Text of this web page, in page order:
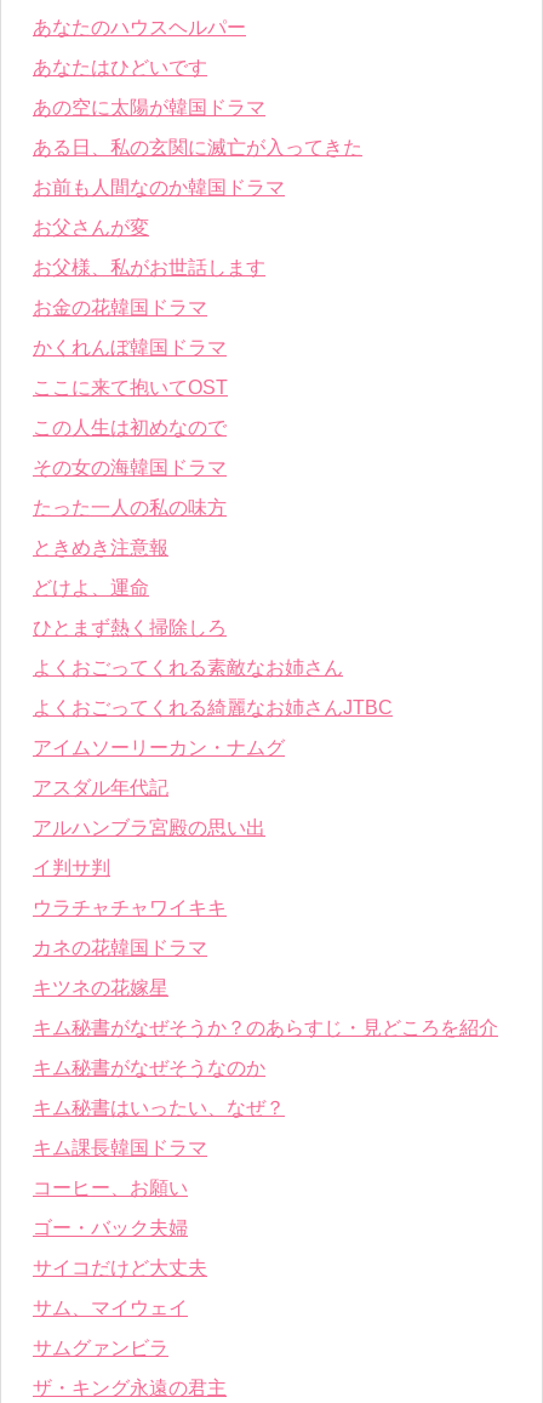
あなたのハウスヘルパー
あなたはひどいです
あの空に太陽が韓国ドラマ
ある日、私の玄関に滅亡が入ってきた
お前も人間なのか韓国ドラマ
お父さんが変
お父様、私がお世話します
お金の花韓国ドラマ
かくれんぼ韓国ドラマ
ここに来て抱いてOST
この人生は初めなので
その女の海韓国ドラマ
たった一人の私の味方
ときめき注意報
どけよ、運命
ひとまず熱く掃除しろ
よくおごってくれる素敵なお姉さん
よくおごってくれる綺麗なお姉さんJTBC
アイムソーリーカン・ナムグ
アスダル年代記
アルハンブラ宮殿の思い出
イ判サ判
ウラチャチャワイキキ
カネの花韓国ドラマ
キツネの花嫁星
キム秘書がなぜそうか？のあらすじ・見どころを紹介
キム秘書がなぜそうなのか
キム秘書はいったい、なぜ？
キム課長韓国ドラマ
コーヒー、お願い
ゴー・バック夫婦
サイコだけど大丈夫
サム、マイウェイ
サムグァンビラ
ザ・キング永遠の君主